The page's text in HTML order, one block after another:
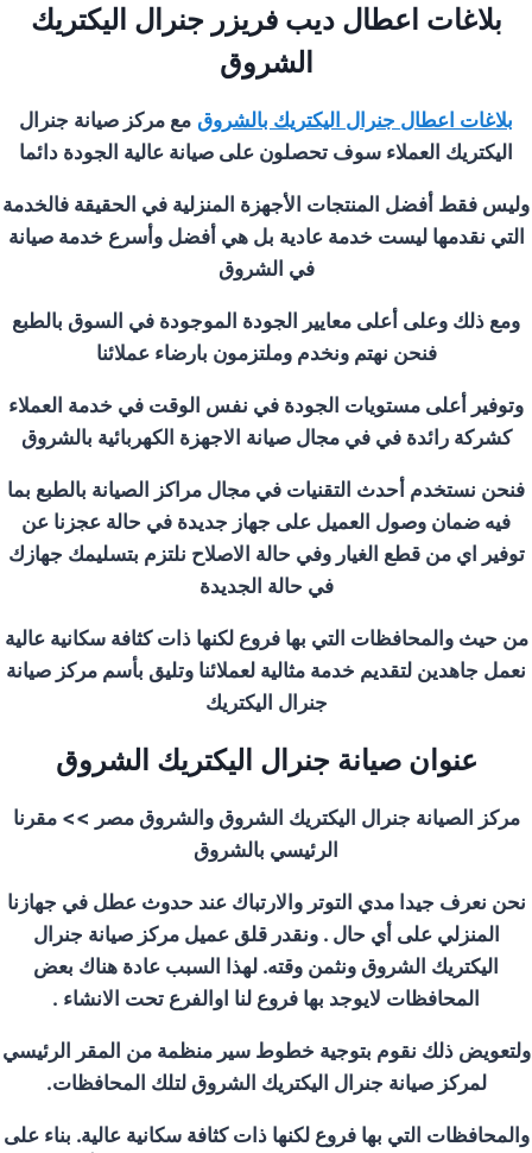
بلاغات اعطال ديب فريزر جنرال اليكتريك
الشروق
بلاغات اعطال جنرال اليكتريك بالشروق مع مركز صيانة جنرال
اليكتريك العملاء سوف تحصلون على صيانة عالية الجودة دائما
وليس فقط أفضل المنتجات الأجهزة المنزلية في الحقيقة فالخدمة
التي نقدمها ليست خدمة عادية بل هي أفضل وأسرع خدمة صيانة
في الشروق
ومع ذلك وعلى أعلى معايير الجودة الموجودة في السوق بالطبع
فنحن نهتم ونخدم وملتزمون بارضاء عملائنا
وتوفير أعلى مستويات الجودة في نفس الوقت في خدمة العملاء
كشركة رائدة في في مجال صيانة الاجهزة الكهربائية بالشروق
فنحن نستخدم أحدث التقنيات في مجال مراكز الصيانة بالطبع بما
فيه ضمان وصول العميل على جهاز جديدة في حالة عجزنا عن
توفير اي من قطع الغيار وفي حالة الاصلاح نلتزم بتسليمك جهازك
في حالة الجديدة
من حيث والمحافظات التي بها فروع لكنها ذات كثافة سكانية عالية
نعمل جاهدين لتقديم خدمة مثالية لعملائنا وتليق بأسم مركز صيانة
جنرال اليكتريك
عنوان صيانة جنرال اليكتريك الشروق
مركز الصيانة جنرال اليكتريك الشروق والشروق مصر >>مقرنا
الرئيسي بالشروق
نحن نعرف جيدا مدي التوتر والارتباك عند حدوث عطل في جهازنا
المنزلي على أي حال . ونقدر قلق عميل مركز صيانة جنرال
اليكتريك الشروق ونثمن وقته. لهذا السبب عادة هناك بعض
المحافظات لايوجد بها فروع لنا اوالفرع تحت الانشاء .
ولتعويض ذلك نقوم بتوجية خطوط سير منظمة من المقر الرئيسي
لمركز صيانة جنرال اليكتريك الشروق لتلك المحافظات.
والمحافظات التي بها فروع لكنها ذات كثافة سكانية عالية. بناء على